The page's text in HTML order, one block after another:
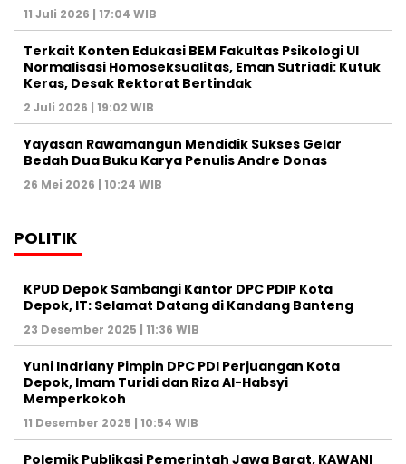
11 Juli 2026 | 17:04 WIB
Terkait Konten Edukasi BEM Fakultas Psikologi UI
Normalisasi Homoseksualitas, Eman Sutriadi: Kutuk
Keras, Desak Rektorat Bertindak
2 Juli 2026 | 19:02 WIB
Yayasan Rawamangun Mendidik Sukses Gelar
Bedah Dua Buku Karya Penulis Andre Donas
26 Mei 2026 | 10:24 WIB
POLITIK
KPUD Depok Sambangi Kantor DPC PDIP Kota
Depok, IT: Selamat Datang di Kandang Banteng
23 Desember 2025 | 11:36 WIB
Yuni Indriany Pimpin DPC PDI Perjuangan Kota
Depok, Imam Turidi dan Riza Al-Habsyi
Memperkokoh
11 Desember 2025 | 10:54 WIB
Polemik Publikasi Pemerintah Jawa Barat, KAWANI